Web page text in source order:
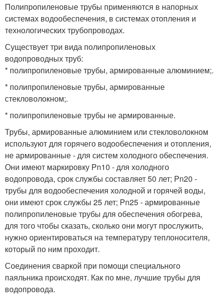
Полипропиленовые трубы применяются в напорных
системах водообеспечения, в системах отопления и
технологических трубопроводах.
Существует три вида полипропиленовых
водопроводных труб:
* полипропиленовые трубы, армированные алюминием;.
* полипропиленовые трубы, армированные
стекловолокном;.
* полипропиленовые трубы не армированные.
Трубы, армированные алюминием или стекловолокном
используют для горячего водообеспечения и отопления,
не армированные - для систем холодного обеспечения.
Они имеют маркировку Pn10 - для холодного
водопровода, срок службы составляет 50 лет; Pn20 -
трубы для водообеспечения холодной и горячей воды,
они имеют срок службы 25 лет; Pn25 - армированные
полипропиленовые трубы для обеспечения обогрева,
для того чтобы сказать, сколько они могут прослужить,
нужно ориентироваться на температуру теплоносителя,
который по ним проходит.
Соединения сваркой при помощи специального
паяльника происходят. Как по мне, лучшие трубы для
водопровода.